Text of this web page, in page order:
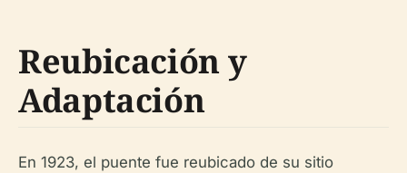
Reubicación y
Adaptación
En 1923, el puente fue reubicado de su sitio